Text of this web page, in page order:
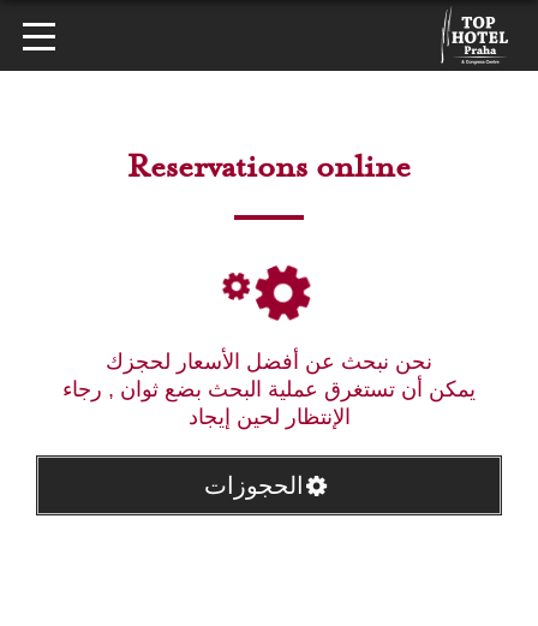
Reservations online
نحن نبحث عن أفضل الأسعار لحجزك
يمكن أن تستغرق عملية البحث بضع ثوان , رجاء
الإنتظار لحين إيجاد
الحجوزات